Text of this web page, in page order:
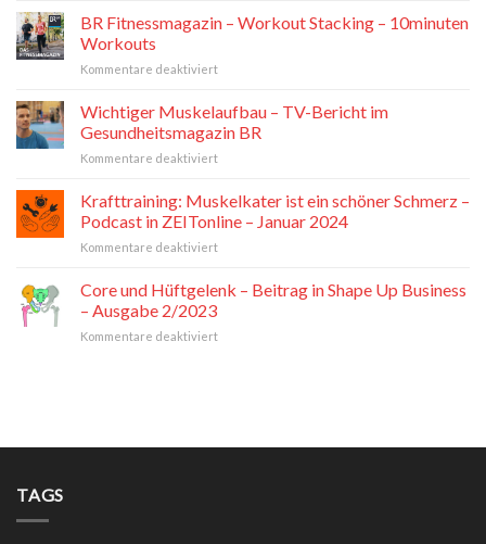
aber
mobil.
Fachzeitschrift
Physiotherapeuten
Mai
BR Fitnessmagazin – Workout Stacking – 10minuten
Workouts
Kommentare deaktiviertfür
Fitnessmagazin
–
Workout
Stacking
10minuten
Workouts
Wichtiger Muskelaufbau – TV-Bericht im
Gesundheitsmagazin BR
Kommentare deaktiviertfür
Muskelaufbau
–
TV-
Bericht
Gesundheitsmagazin
Krafttraining: Muskelkater ist ein schöner Schmerz –
Podcast in ZEITonline – Januar 2024
Kommentare deaktiviertfür
Muskelkater
ist
schöner
–
Core und Hüftgelenk – Beitrag in Shape Up Business
– Ausgabe 2/2023
Kommentare deaktiviertfür
in
TAGS